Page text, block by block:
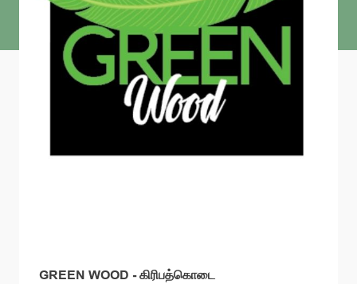
GREEN WOOD - கிரிபத்கொடை